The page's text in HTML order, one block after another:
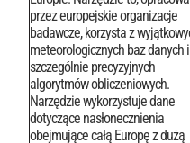
przez europejskie organizacje
badawcze, korzysta z
meteorologicznych baz danych i
szczególnie precyzyjnych
algorytmów obliczeniowych.
Narzędzie wykorzystuje dane
dotyczące nasłonecznienia
obejmujące całą Europę z dużą